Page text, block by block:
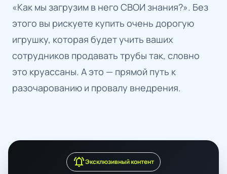
«Как мы загрузим в него СВОИ знания?». Без
этого вы рискуете купить очень дорогую
игрушку, которая будет учить ваших
сотрудников продавать трубы так, словно
это круассаны. А это — прямой путь к
разочарованию и провалу внедрения.
notifications_activeЭксклюзивный контент